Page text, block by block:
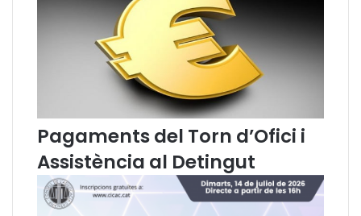
e
n
ú
n
c
Pagaments del Torn d’Ofici i
Assistència al Detingut